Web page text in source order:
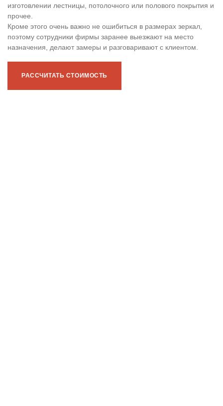
изготовлении лестницы, потолочного или полового покрытия и
прочее.
Кроме этого очень важно не ошибиться в размерах зеркал,
поэтому сотрудники фирмы заранее выезжают на место
назначения, делают замеры и разговаривают с клиентом.
РАССЧИТАТЬ СТОИМОСТЬ